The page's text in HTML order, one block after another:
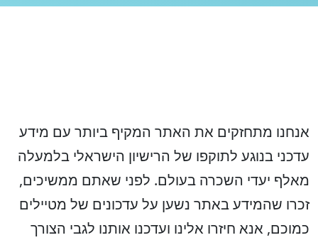
אנחנו מתחזקים את האתר המקיף ביותר עם מידע
עדכני בנוגע לתוקפו של הרישיון הישראלי בלמעלה
מאלף יעדי השכרה בעולם. לפני שאתם ממשיכים,
זכרו שהמידע באתר נשען על עדכונים של מטיילים
כמוכם, אנא חיזרו אלינו ועדכנו אותנו לגבי הצורך